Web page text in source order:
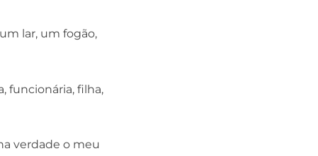
lar, um fogão,
funcionária, filha,
verdade o meu